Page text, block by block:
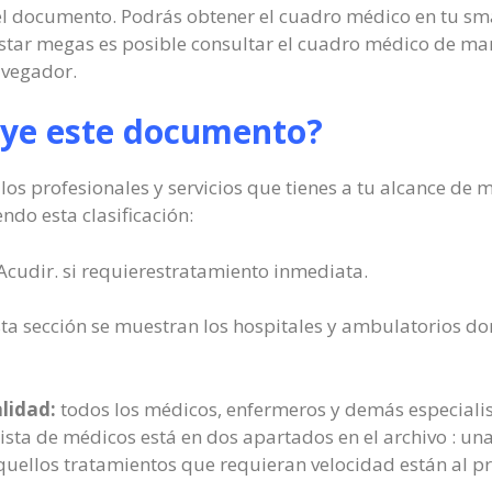
documento. Podrás obtener el cuadro médico en tu
megas es posible consultar el cuadro médico de
este documento?
profesionales y servicios que tienes a tu alcance
esta clasificación:
si requierestratamiento inmediata.
sección se muestran los hospitales y ambulatorios
todos los médicos, enfermeros y demás
de médicos está en dos apartados en el archivo :
tratamientos que requieran velocidad están al